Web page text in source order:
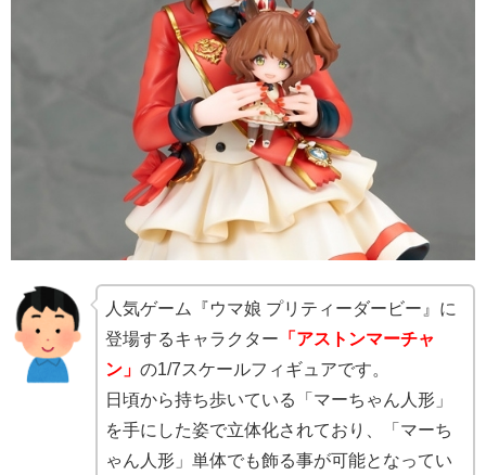
人気ゲーム『ウマ娘 プリティーダービー』に
登場するキャラクター 「アストンマーチャ
ン」の1/7スケールフィギュアです。
日頃から持ち歩いている「マーちゃん人形」
を手にした姿で立体化されており、「マーち
ゃん人形」単体でも飾る事が可能となってい